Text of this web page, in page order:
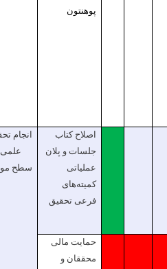
اصلاح کتاب
جلسات و پلان
کمیته‌های
فرعی تحقیق
انجام تحقیقات
علمی در
سطح موسسه
حمایت مالی
محققان و